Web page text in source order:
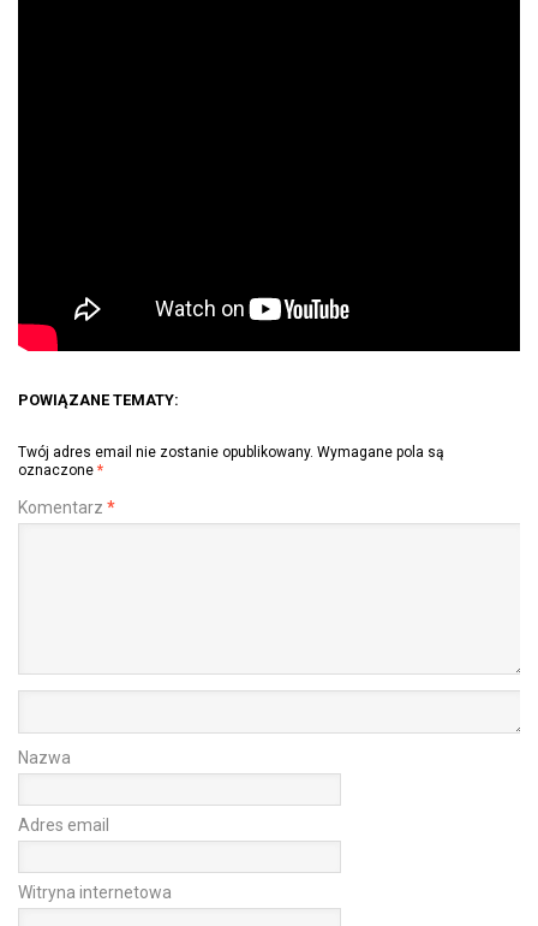
POWIĄZANE TEMATY:
Twój adres email nie zostanie opublikowany. Wymagane pola są
oznaczone *
Komentarz *
Nazwa
Adres email
Witryna internetowa